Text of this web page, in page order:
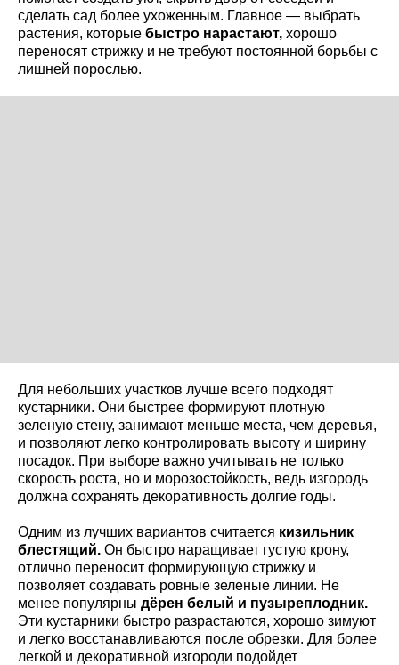
сделать сад более ухоженным. Главное — выбрать
растения, которые быстро нарастают, хорошо
переносят стрижку и не требуют постоянной борьбы с
лишней порослью.
Для небольших участков лучше всего подходят
кустарники. Они быстрее формируют плотную
зеленую стену, занимают меньше места, чем деревья,
и позволяют легко контролировать высоту и ширину
посадок. При выборе важно учитывать не только
скорость роста, но и морозостойкость, ведь изгородь
должна сохранять декоративность долгие годы.
Одним из лучших вариантов считается кизильник
блестящий. Он быстро наращивает густую крону,
отлично переносит формирующую стрижку и
позволяет создавать ровные зеленые линии. Не
менее популярны дёрен белый и пузыреплодник.
Эти кустарники быстро разрастаются, хорошо зимуют
и легко восстанавливаются после обрезки. Для более
легкой и декоративной изгороди подойдет